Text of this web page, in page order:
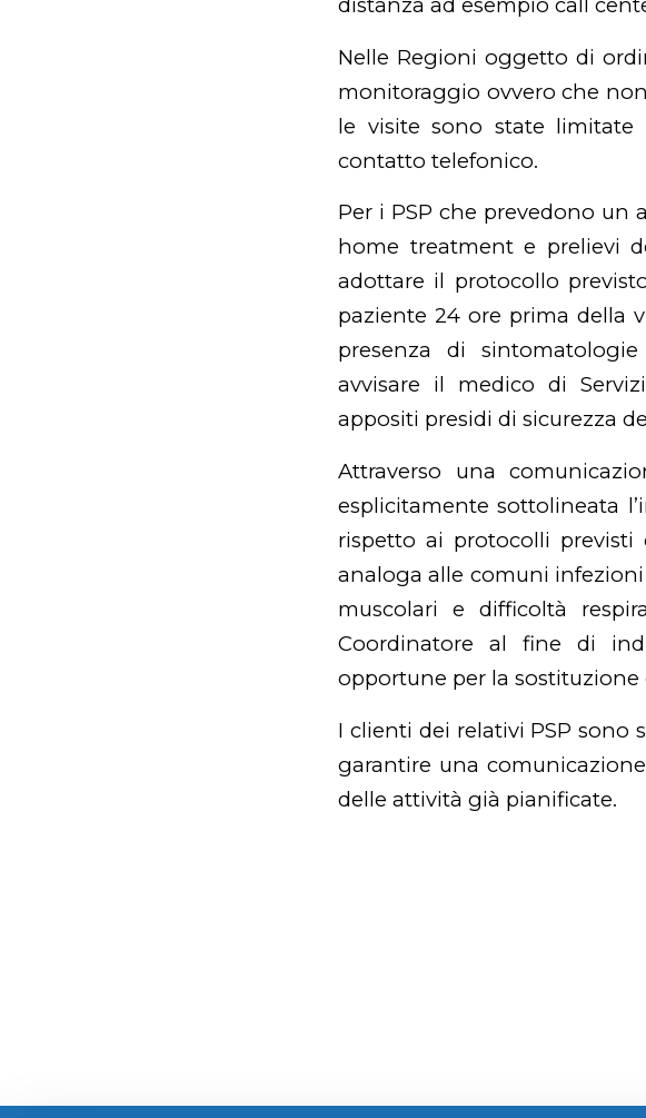
distanza ad esempio call
Nelle Regioni oggetto di
monitoraggio ovvero che
le visite sono state limitate
contatto telefonico.
Per i PSP che prevedono un
home treatment e prelievi
adottare il protocollo
paziente 24 ore prima della
presenza di sintomatologie
avvisare il medico di
appositi presidi di sicurezza
Attraverso una
esplicitamente sottolineata
rispetto ai protocolli
analoga alle comuni infezioni
muscolari e difficoltà
Coordinatore al fine di
opportune per la sostituzione
I clienti dei relativi PSP
garantire una
delle attività già pianificate.